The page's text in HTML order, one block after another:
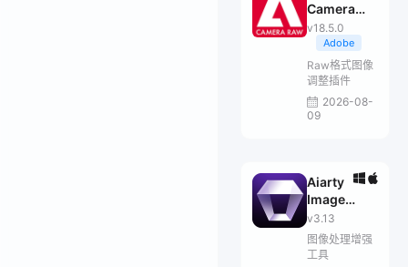
Camera
Raw
v18.5.0
Adobe
Raw格式图像
调整插件
2026-08-
09
Aiarty
Image
Enhancer
v3.13
图像处理增强
工具